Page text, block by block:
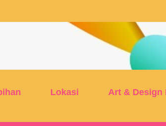
Lokasi Art & Design